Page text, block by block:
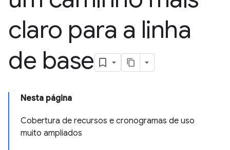
claro para a linha
de base
Nesta página
Cobertura de recursos e cronogramas de uso
muito ampliados